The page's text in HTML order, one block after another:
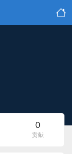
0
贡献